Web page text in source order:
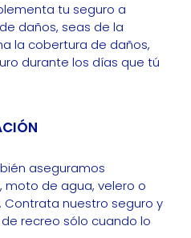
tu seguro a
daños, seas de la
la cobertura de daños,
durante los días que tú
aseguramos
de agua, velero o
nuestro seguro y
recreo sólo cuando lo